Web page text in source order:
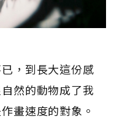
，到長大這份感
然的動物成了我
畫速度的對象。